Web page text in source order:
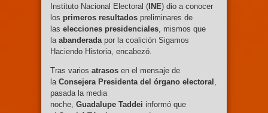
Instituto Nacional Electoral ( INE) dio a conocer
los primeros resultados preliminares de
las elecciones presidenciales, mismos que
la abanderadapor la coalición Sigamos
Haciendo Historia, encabezó.
Tras varios atrasos en el mensaje de
la Consejera Presidenta del órgano electoral ,
pasada la media
noche, Guadalupe Taddei informó que